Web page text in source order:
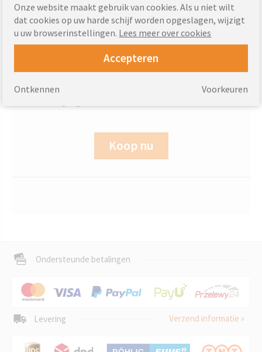
Decoratieve mooie decoratie voor woonkamers.
Flexibele positionering niet vast aan onder- of bovenkant -
waardoor 100% flexibiliteit mogelijk is.
Combineer met...VELUX buitenzonwering voor extra
Koop nu
Ondersteunde betalingen
Levering Verzend informatie »
Onze website maakt gebruik van cookies. Als u niet wilt
dat cookies op uw harde schijf worden opgeslagen, wijzigt
u uw browserinstellingen. Lees meer over cookies
Accepteren
Voorkeuren
Ontkennen